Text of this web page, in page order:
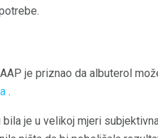
je priznao da albuterol
.
je u velikoj mjeri